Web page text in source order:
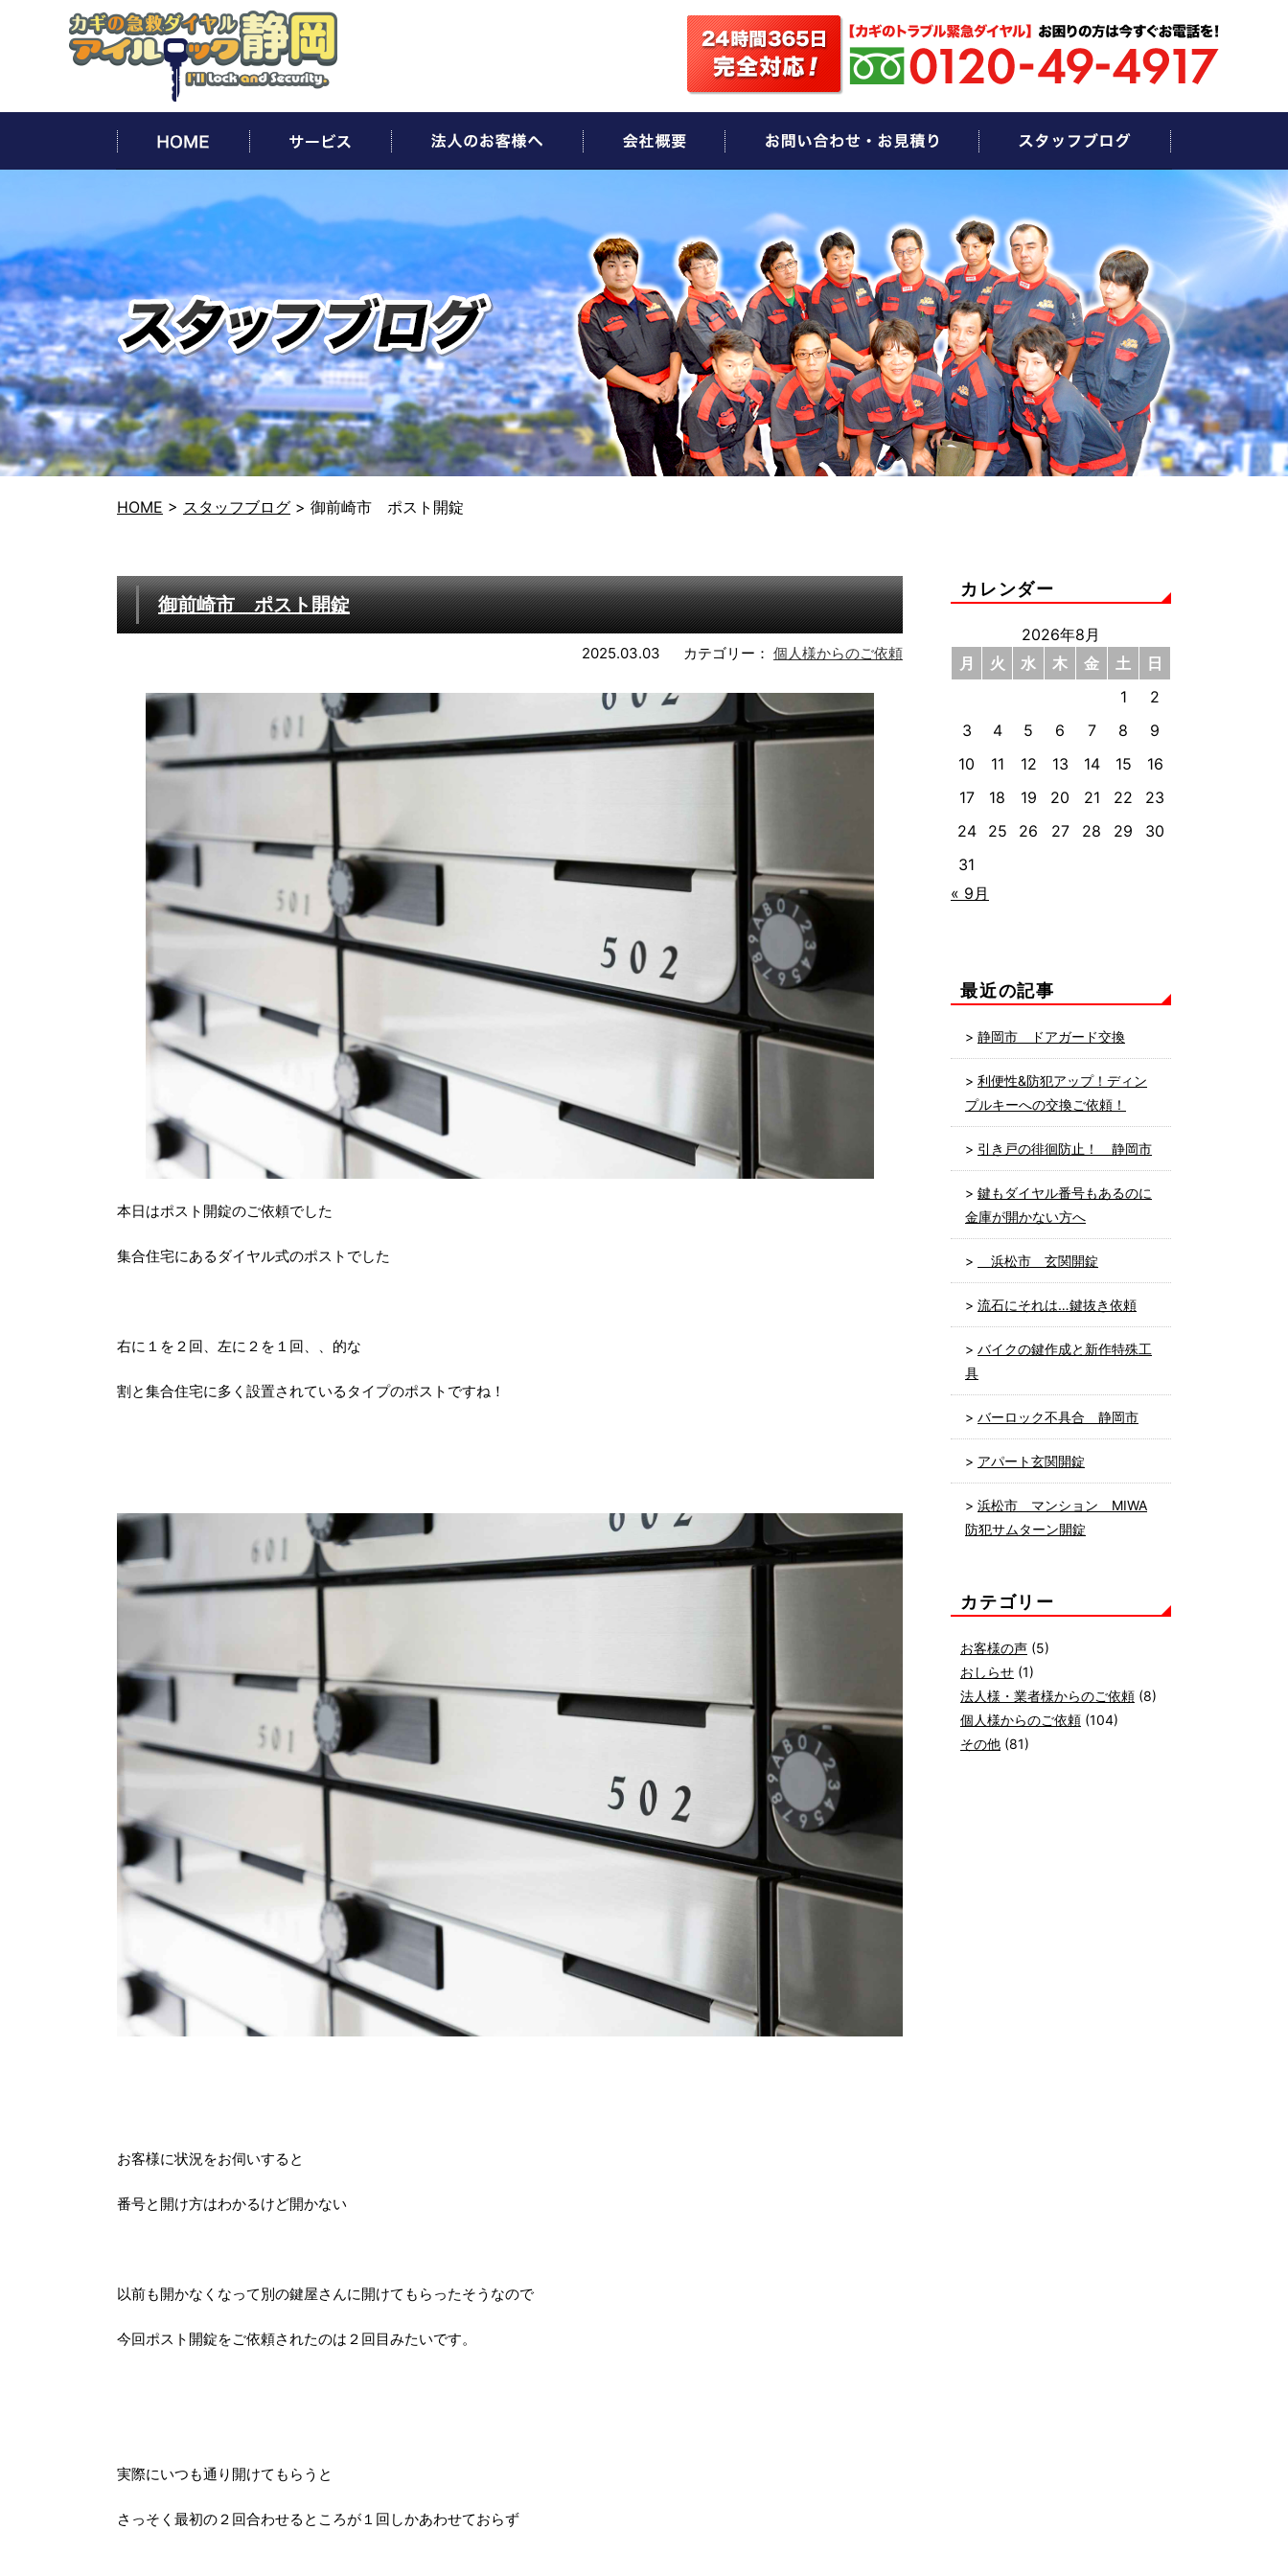
HOME > スタッフブログ > 御前崎市 ポスト開錠
御前崎市 ポスト開錠
2025.03.03 カテゴリー： 個人様からのご依頼
本日はポスト開錠のご依頼でした
集合住宅にあるダイヤル式のポストでした
右に１を２回、左に２を１回、、的な
割と集合住宅に多く設置されているタイプのポストですね！
お客様に状況をお伺いすると
番号と開け方はわかるけど開かない
以前も開かなくなって別の鍵屋さんに開けてもらったそうなので
今回ポスト開錠をご依頼されたのは２回目みたいです。
実際にいつも通り開けてもらうと
さっそく最初の２回合わせるところが１回しかあわせておらず
カレンダー
2026年8月
月
火 水 木 金 土
日
1
2
3
4 5 6 7 8
9
10
11 12 13 14 15
16
17
18 19 20 21 22
23
24
25 26 27 28 29
30
31
« 9月
最近の記事
静岡市 ドアガード交換
利便性&防犯アップ！ディン
プルキーへの交換ご依頼！
引き戸の徘徊防止！ 静岡市
鍵もダイヤル番号もあるのに
金庫が開かない方へ
浜松市 玄関開錠
流石にそれは…鍵抜き依頼
バイクの鍵作成と新作特殊工
具
バーロック不具合 静岡市
アパート玄関開錠
浜松市 マンション MIWA
防犯サムターン開錠
カテゴリー
お客様の声 (5)
おしらせ (1)
法人様・業者様からのご依頼 (8)
個人様からのご依頼 (104)
その他 (81)